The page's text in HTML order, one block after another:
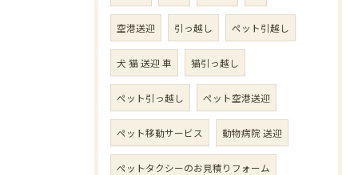
空港送迎 引っ越し ペット引越し
犬 猫 送迎 車 猫引っ越し
ペット引っ越し ペット空港送迎
ペット移動サービス 動物病院 送迎
ペットタクシーのお見積りフォーム